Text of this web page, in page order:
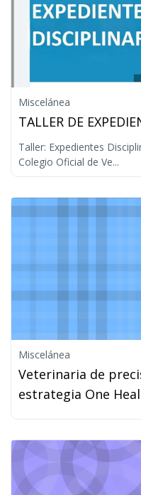
Miscelánea
TALLER DE
Taller: Expedientes
Colegio Oficial de Ve...
Miscelánea
Veterinaria de
estrategia One